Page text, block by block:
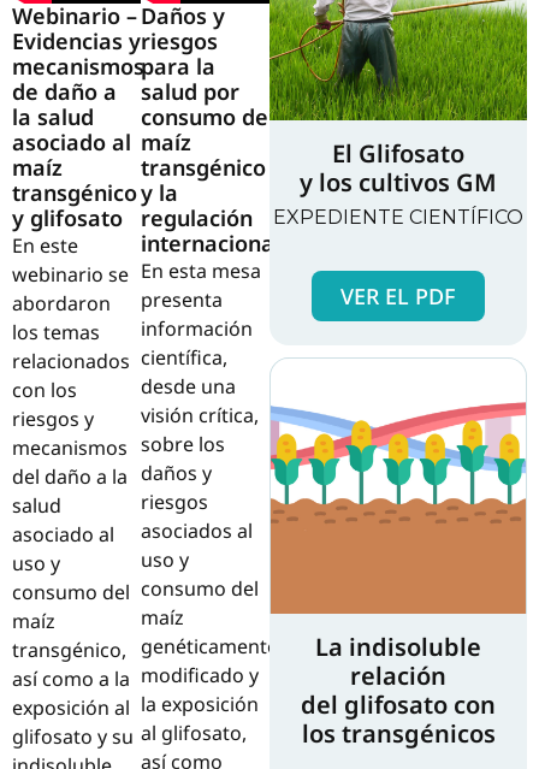
Webinario –
Evidencias y
mecanismos
de daño a
la salud
asociado al
maíz
transgénico
y glifosato
En este
webinario se
abordaron
los temas
relacionados
con los
riesgos y
mecanismos
del daño a la
salud
asociado al
uso y
consumo del
maíz
transgénico,
así como a la
exposición al
glifosato y su
Daños y
riesgos
para la
salud por
consumo de
maíz
transgénico
y la
regulación
internacional
En esta mesa
presenta
información
científica,
desde una
visión crítica,
sobre los
daños y
riesgos
asociados al
uso y
consumo del
maíz
genéticamente
modificado y
la exposición
al glifosato,
así como
El Glifosato
y los cultivos GM
EXPEDIENTE CIENTÍFICO
VER EL PDF
La indisoluble
relación
del glifosato con
los transgénicos